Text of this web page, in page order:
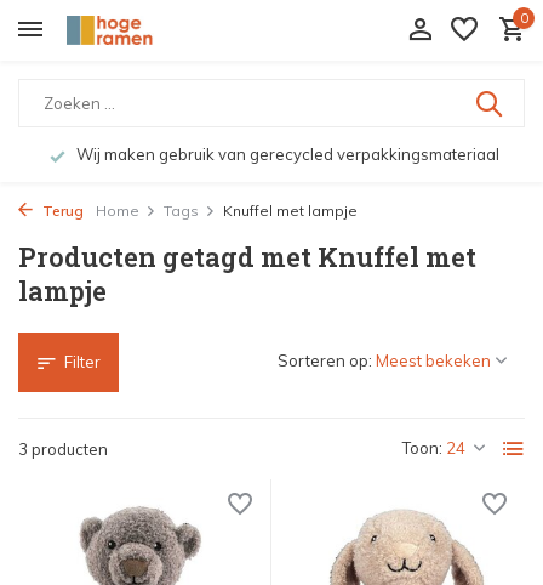
0
Wij maken gebruik van gerecycled verpakkingsmateriaal
Terug Home Tags Knuffel met lampje
Producten getagd met Knuffel met
lampje
Filter
3 producten Toon:
Sorteren op: